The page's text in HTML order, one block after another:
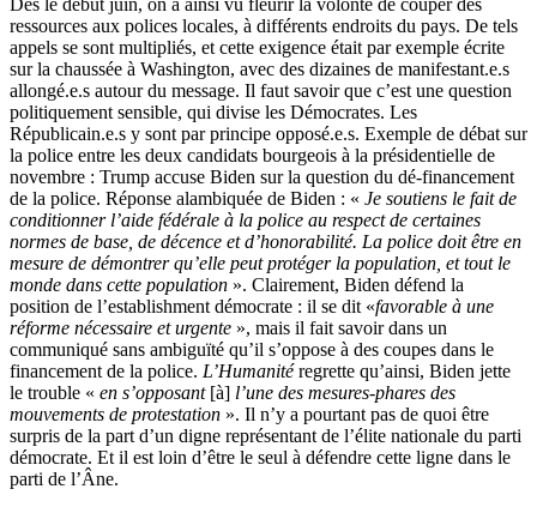
ressources aux polices locales, à différents endroits du pays. De tels
appels se sont multipliés, et cette exigence était par exemple écrite
sur la chaussée à Washington, avec des dizaines de manifestant.e.s
allongé.e.s autour du message. Il faut savoir que c’est une question
politiquement sensible, qui divise les Démocrates. Les
Républicain.e.s y sont par principe opposé.e.s. Exemple de débat sur
la police entre les deux candidats bourgeois à la présidentielle de
novembre : Trump accuse Biden sur la question du dé-financement
de la police. Réponse alambiquée de Biden : « Je soutiens le fait de
conditionner l’aide fédérale à la police au respect de certaines
normes de base, de décence et d’honorabilité. La police doit être en
mesure de démontrer qu’elle peut protéger la population, et tout le
monde dans cette population ». Clairement, Biden défend la
position de l’establishment démocrate : il se dit «favorable à une
réforme nécessaire et urgente », mais il fait savoir dans un
communiqué sans ambiguïté qu’il s’oppose à des coupes dans le
financement de la police. L’Humanitéregrette qu’ainsi, Biden jette
le trouble « en s’opposant[à] l’une des mesures-phares des
mouvements de protestation ». Il n’y a pourtant pas de quoi être
surpris de la part d’un digne représentant de l’élite nationale du parti
démocrate. Et il est loin d’être le seul à défendre cette ligne dans le
parti de l’Âne.